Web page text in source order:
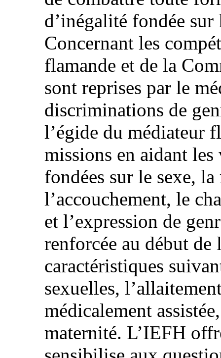
d’inégalité fondée sur
Concernant les
flamande et de la
sont reprises par le
discriminations de
l’égide du médiateur
missions en aidant
fondées sur le sexe,
l’accouchement, le
et l’expression de
renforcée au début de
caractéristiques
sexuelles,
médicalement
maternité. L’IEFH